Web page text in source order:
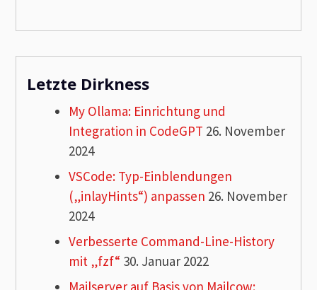
Letzte Dirkness
My Ollama: Einrichtung und
Integration in CodeGPT 26. November
2024
VSCode: Typ-Einblendungen
(„inlayHints“) anpassen 26. November
2024
Verbesserte Command-Line-History
mit „fzf“ 30. Januar 2022
Mailserver auf Basis von Mailcow: